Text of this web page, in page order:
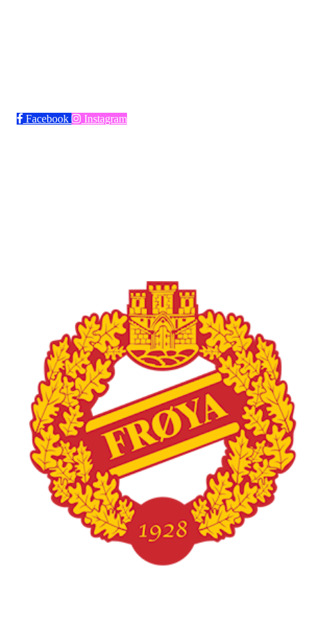
Facebook Instagram